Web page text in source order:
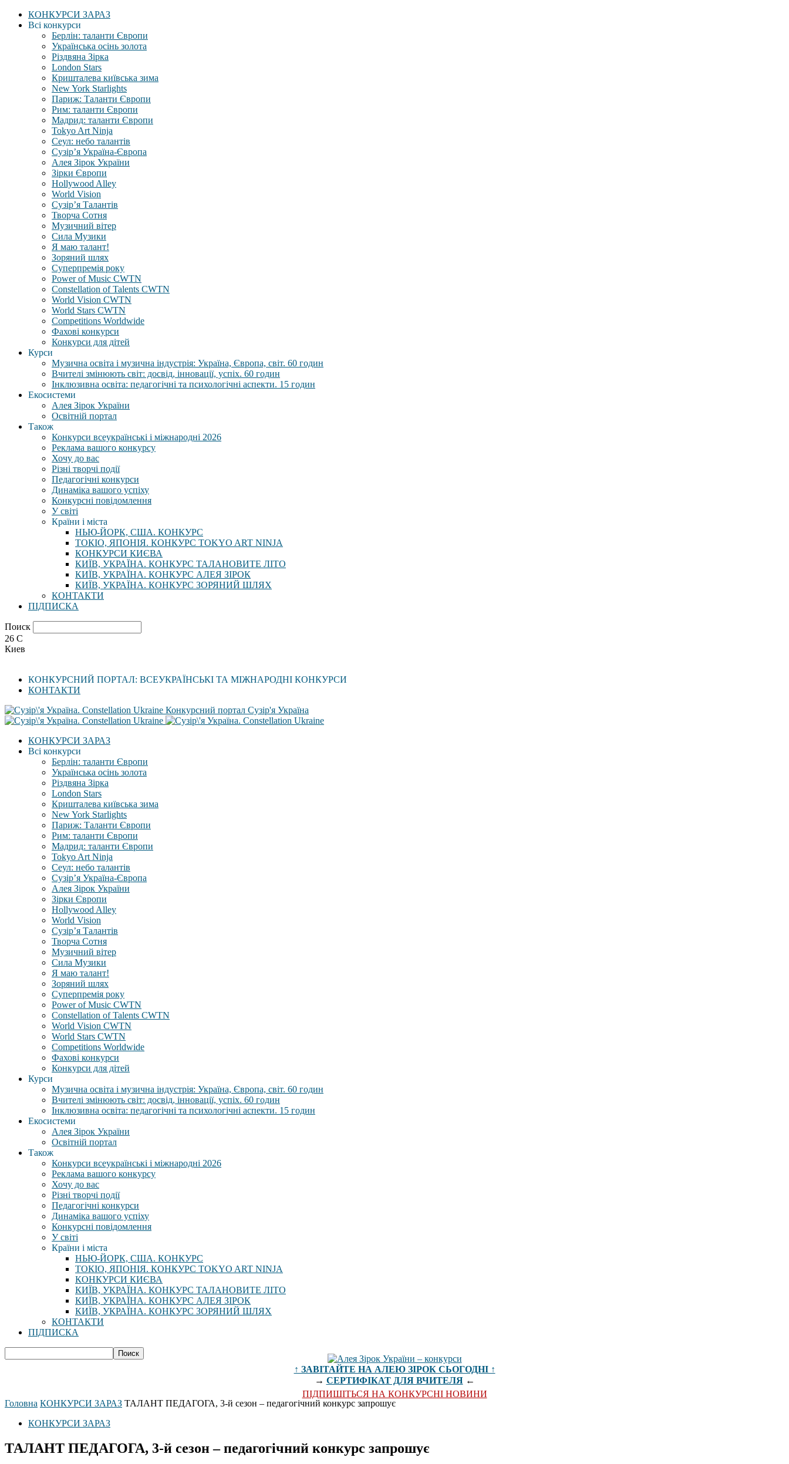
КОНКУРСИ ЗАРАЗ
Всі конкурси
Берлін: таланти Європи
Українська осінь золота
Різдвяна Зірка
London Stars
Кришталева київська зима
New York Starlights
Париж: Таланти Європи
Рим: таланти Європи
Мадрид: таланти Європи
Tokyo Art Ninja
Сеул: небо талантів
Сузір’я Україна-Європа
Алея Зірок України
Зірки Європи
Hollywood Alley
World Vision
Сузір’я Талантів
Творча Сотня
Музичний вітер
Сила Музики
Я маю талант!
Зоряний шлях
Суперпремія року
Power of Music CWTN
Constellation of Talents CWTN
World Vision CWTN
World Stars CWTN
Competitions Worldwide
Фахові конкурси
Конкурси для дітей
Курси
Музична освіта і музична індустрія: Україна, Європа, світ. 60 годин
Вчителі змінюють світ: досвід, інновації, успіх. 60 годин
Інклюзивна освіта: педагогічні та психологічні аспекти. 15 годин
Екосистеми
Алея Зірок України
Освітній портал
Також
Конкурси всеукраїнські і міжнародні 2026
Реклама вашого конкурсу
Хочу до вас
Різні творчі події
Педагогічні конкурси
Динаміка вашого успіху
Конкурсні повідомлення
У світі
Країни і міста
НЬЮ-ЙОРК, США. КОНКУРС
ТОКІО, ЯПОНІЯ. КОНКУРС TOKYO ART NINJA
КОНКУРСИ КИЄВА
КИЇВ, УКРАЇНА. КОНКУРС ТАЛАНОВИТЕ ЛІТО
КИЇВ, УКРАЇНА. КОНКУРС АЛЕЯ ЗІРОК
КИЇВ, УКРАЇНА. КОНКУРС ЗОРЯНИЙ ШЛЯХ
КОНТАКТИ
ПІДПИСКА
Поиск
26 C
Киев
КОНКУРСНИЙ ПОРТАЛ: ВСЕУКРАЇНСЬКІ ТА МІЖНАРОДНІ КОНКУРСИ
КОНТАКТИ
Конкурсний портал Сузір'я Україна
КОНКУРСИ ЗАРАЗ
Всі конкурси
Берлін: таланти Європи
Українська осінь золота
Різдвяна Зірка
London Stars
Кришталева київська зима
New York Starlights
Париж: Таланти Європи
Рим: таланти Європи
Мадрид: таланти Європи
Tokyo Art Ninja
Сеул: небо талантів
Сузір’я Україна-Європа
Алея Зірок України
Зірки Європи
Hollywood Alley
World Vision
Сузір’я Талантів
Творча Сотня
Музичний вітер
Сила Музики
Я маю талант!
Зоряний шлях
Суперпремія року
Power of Music CWTN
Constellation of Talents CWTN
World Vision CWTN
World Stars CWTN
Competitions Worldwide
Фахові конкурси
Конкурси для дітей
Курси
Музична освіта і музична індустрія: Україна, Європа, світ. 60 годин
Вчителі змінюють світ: досвід, інновації, успіх. 60 годин
Інклюзивна освіта: педагогічні та психологічні аспекти. 15 годин
Екосистеми
Алея Зірок України
Освітній портал
Також
Конкурси всеукраїнські і міжнародні 2026
Реклама вашого конкурсу
Хочу до вас
Різні творчі події
Педагогічні конкурси
Динаміка вашого успіху
Конкурсні повідомлення
У світі
Країни і міста
НЬЮ-ЙОРК, США. КОНКУРС
ТОКІО, ЯПОНІЯ. КОНКУРС TOKYO ART NINJA
КОНКУРСИ КИЄВА
КИЇВ, УКРАЇНА. КОНКУРС ТАЛАНОВИТЕ ЛІТО
КИЇВ, УКРАЇНА. КОНКУРС АЛЕЯ ЗІРОК
КИЇВ, УКРАЇНА. КОНКУРС ЗОРЯНИЙ ШЛЯХ
КОНТАКТИ
ПІДПИСКА
↑ ЗАВІТАЙТЕ НА АЛЕЮ ЗІРОК СЬОГОДНІ ↑
→ СЕРТИФІКАТ ДЛЯ ВЧИТЕЛЯ←
ПІДПИШІТЬСЯ НА КОНКУРСНІ НОВИНИ
Головна КОНКУРСИ ЗАРАЗ ТАЛАНТ ПЕДАГОГА, 3-й сезон – педагогічний конкурс запрошує
КОНКУРСИ ЗАРАЗ
ТАЛАНТ ПЕДАГОГА, 3-й сезон – педагогічний конкурс запрошує